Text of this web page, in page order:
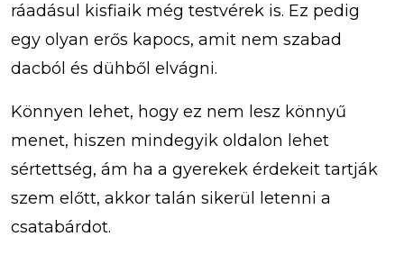
ráadásul kisfiaik még testvérek is. Ez pedig
egy olyan erős kapocs, amit nem szabad
dacból és dühből elvágni.
Könnyen lehet, hogy ez nem lesz könnyű
menet, hiszen mindegyik oldalon lehet
sértettség, ám ha a gyerekek érdekeit tartják
szem előtt, akkor talán sikerül letenni a
csatabárdot.